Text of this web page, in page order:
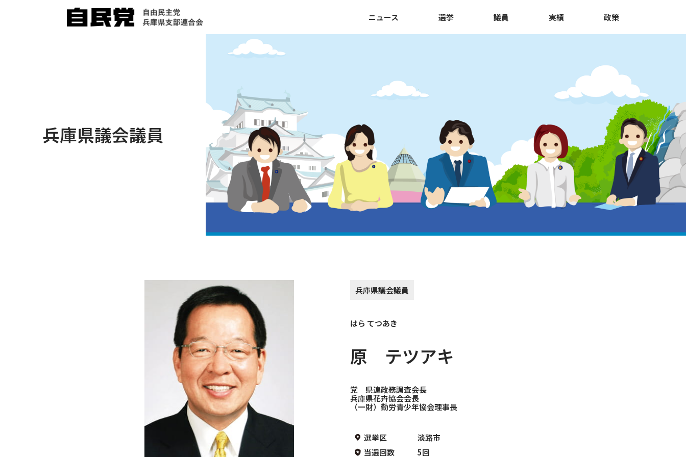
ニュース 選挙 議員 実績 政策
兵庫県議会議員
兵庫県議会議員
はら てつあき
原 テツアキ
党 県連政務調査会長
兵庫県花卉協会会長
（一財）勤労青少年協会理事長
選挙区 淡路市
当選回数 5回